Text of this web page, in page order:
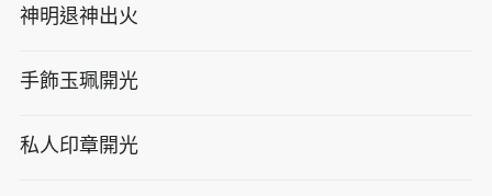
神明退神出火
手飾玉珮開光
私人印章開光